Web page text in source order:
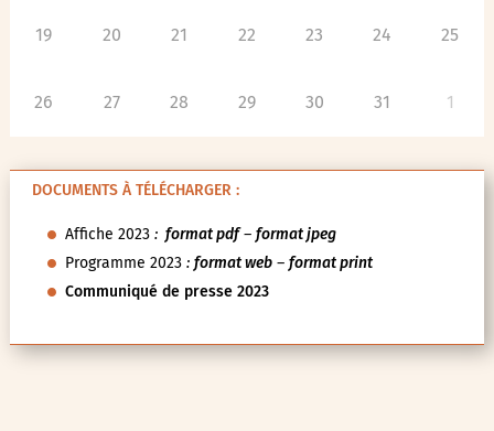
19 20 21 22 23 24 25
26 27 28 29 30 31 1
DOCUMENTS À TÉLÉCHARGER :
Affiche 2023: format pdf– format jpeg
Programme 2023 : format web– format print
Communiqué de presse 2023